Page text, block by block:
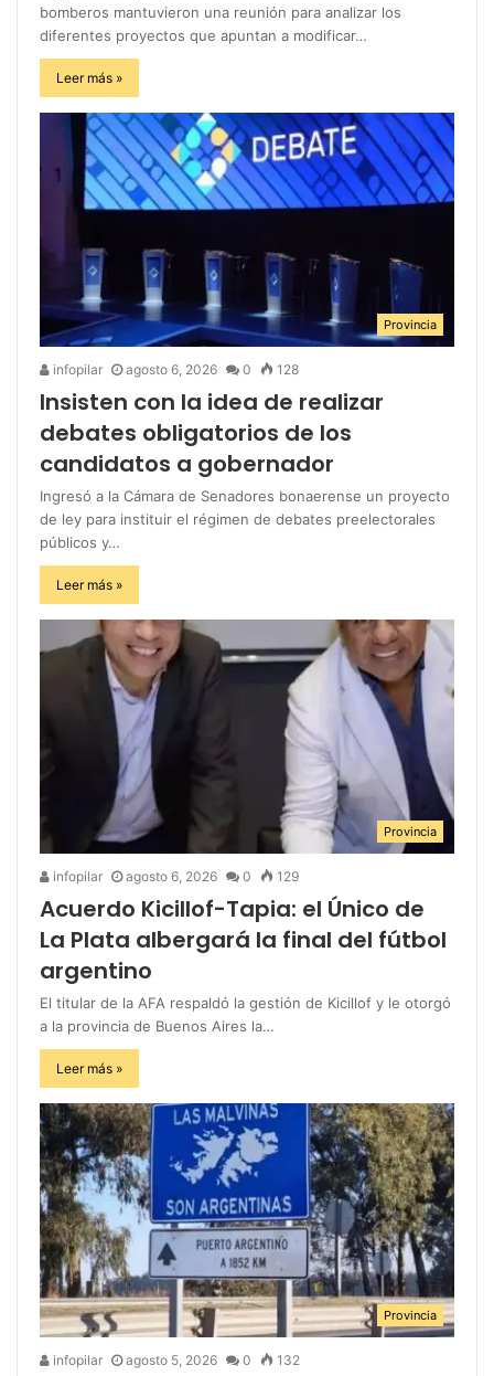
bomberos mantuvieron una reunión para analizar los
diferentes proyectos que apuntan a modificar…
Leer más »
Provincia
infopilar agosto 6, 2026 0 128
Insisten con la idea de realizar
debates obligatorios de los
candidatos a gobernador
Ingresó a la Cámara de Senadores bonaerense un proyecto
de ley para instituir el régimen de debates preelectorales
públicos y…
Leer más »
Provincia
infopilar agosto 6, 2026 0 129
Acuerdo Kicillof-Tapia: el Único de
La Plata albergará la final del fútbol
argentino
El titular de la AFA respaldó la gestión de Kicillof y le otorgó
a la provincia de Buenos Aires la…
Leer más »
Provincia
infopilar agosto 5, 2026 0 132